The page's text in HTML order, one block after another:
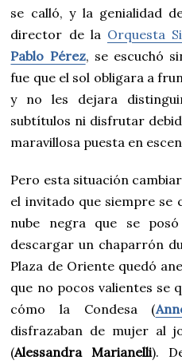
se calló, y la genialidad
director de la Orquesta
Pablo Pérez, se escuchó
fue que el sol obligara a
y no les dejara
subtítulos ni disfrutar
maravillosa puesta en
Pero esta situación
el invitado que siempre se
nube negra que se
descargar un chaparrón
Plaza de Oriente quedó
que no pocos valientes se
cómo la Condesa (
disfrazaban de mujer al
(Alessandra Marianelli).